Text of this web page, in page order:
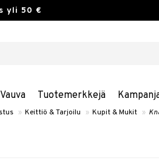
yli 50 €
Tuotemerkkejä
» Keittiö & Tarjoilu » Kupit & Mukit »